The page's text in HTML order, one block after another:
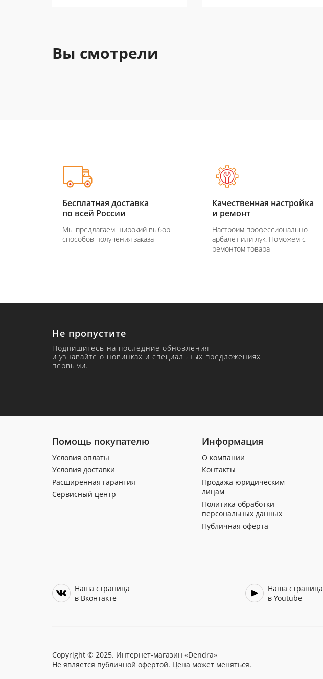
Вы смотрели
Бесплатная доставка
по всей России
Мы предлагаем широкий выбор
способов получения заказа
Качественная настройка
и ремонт
Настроим профессионально
арбалет или лук. Поможем с
ремонтом товара
Не пропустите
Подпишитесь на последние обновления
и узнавайте о новинках и специальных предложениях
первыми.
Помощь покупателю
Условия оплаты
Условия доставки
Расширенная гарантия
Сервисный центр
Информация
О компании
Контакты
Продажа юридическим
лицам
Политика обработки
персональных данных
Публичная оферта
Наша страница
в Вконтакте
Наша страница
в Youtube
Copyright © 2025. Интернет-магазин «Dendra»
Не является публичной офертой. Цена может меняться.